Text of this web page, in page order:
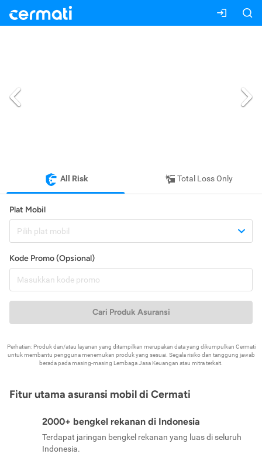
All Risk Total Loss Only
Plat Mobil
Pilih plat mobil
Kode Promo (Opsional)
Cari Produk Asuransi
Perhatian: Produk dan/atau layanan yang ditampilkan merupakan data yang dikumpulkan Cermati
untuk membantu pengguna menemukan produk yang sesuai. Segala risiko dan tanggung jawab
berada pada masing-masing Lembaga Jasa Keuangan atau mitra terkait.
Fitur utama asuransi mobil di Cermati
2000+ bengkel rekanan di Indonesia
Terdapat jaringan bengkel rekanan yang luas di seluruh
Indonesia.